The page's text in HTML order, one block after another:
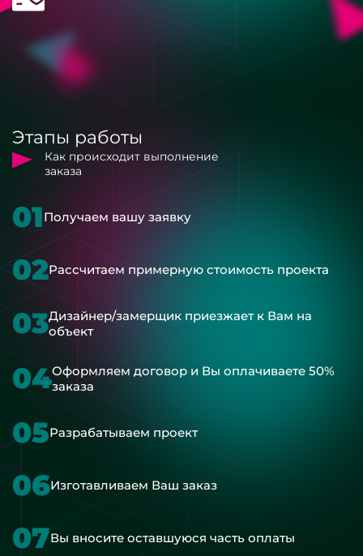
Этапы работы
Как происходит выполнение
заказа
01Получаем вашу заявку
02Рассчитаем примерную стоимость проекта
03Дизайнер/замерщик приезжает к Вам на
объект
04Оформляем договор и Вы оплачиваете 50%
заказа
05Разрабатываем проект
06Изготавливаем Ваш заказ
07Вы вносите оставшуюся часть оплаты